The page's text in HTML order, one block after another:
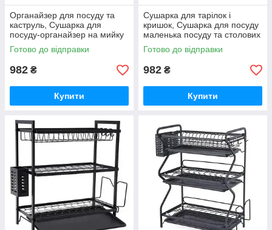
Органайзер для посуду та
каструль, Сушарка для
посуду-органайзер на мийку
Сушарка посуду металева
BP-74
Готово до відправки
982 ₴
Купити
Сушарка для тарілок і
кришок, Сушарка для посуду
маленька посуду та столових
приборів QH-19
Готово до відправки
982 ₴
Купити